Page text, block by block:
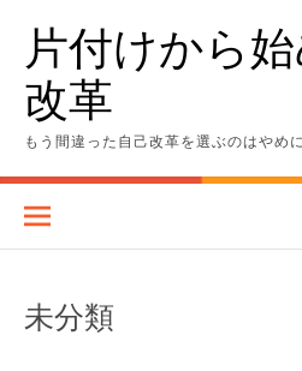
content片付けから
改革
もう間違った自己改革を選ぶのはやめ
未分類